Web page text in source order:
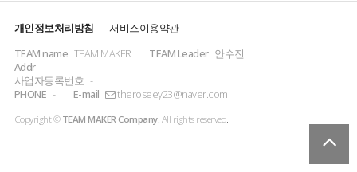
개인정보처리방침
서비스이용약관
TEAM name TEAM MAKER TEAM Leader 안수진
Addr -
사업자등록번호 -
PHONE - E-mail theroseey23@naver.com
Copyright © TEAM MAKER Company. All rights reserved.